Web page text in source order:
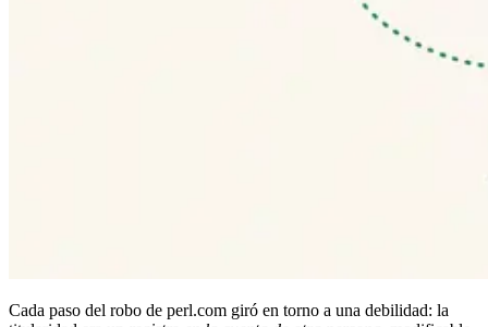
Cada paso del robo de perl.com giró en torno a una debilidad: la